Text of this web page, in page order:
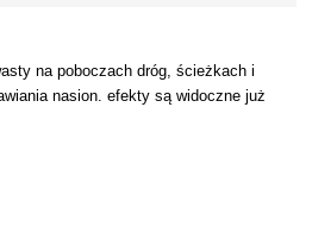
na poboczach dróg, ścieżkach i
nasion. efekty są widoczne już